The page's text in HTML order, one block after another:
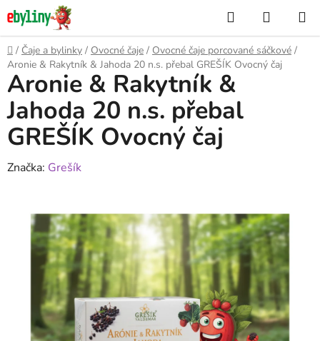
Přejít
na
obsah
Hledat
KOŠÍK
Domů
/ Čaje a bylinky / Ovocné čaje / Ovocné čaje porcované sáčkové /
Aronie & Rakytník & Jahoda 20 n.s. přebal GREŠÍK Ovocný čaj
Aronie & Rakytník &
Jahoda 20 n.s. přebal
GREŠÍK Ovocný čaj
Značka: Grešík